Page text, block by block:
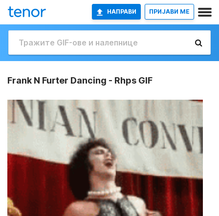
НАПРАВИ ПРИЈАВИ МЕ
Frank N Furter Dancing - Rhps GIF